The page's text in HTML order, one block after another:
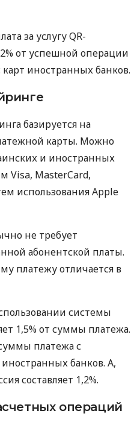
за услугу QR-
от успешной операции
карт иностранных банков.
базируется на
карты. Можно
и иностранных
Visa, MasterCard,
использования Apple
не требует
абонентской платы.
платежу отличается в
системы
1,5% от суммы платежа.
платежа с
банков. А,
составляет 1,2%.
операций